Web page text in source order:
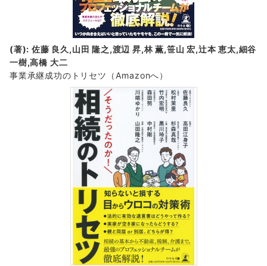
(著): 佐藤 良久,山田 隆之,渡辺 昇,林 薫,笹山 宏,辻本 恵太,細谷
一樹,高橋 大二
事業承継成功のトリセツ
（Amazonへ）